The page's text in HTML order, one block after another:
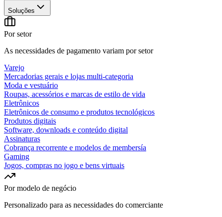
Soluções
Por setor
As necessidades de pagamento variam por setor
Varejo
Mercadorias gerais e lojas multi-categoria
Moda e vestuário
Roupas, acessórios e marcas de estilo de vida
Eletrônicos
Eletrônicos de consumo e produtos tecnológicos
Produtos digitais
Software, downloads e conteúdo digital
Assinaturas
Cobrança recorrente e modelos de membersía
Gaming
Jogos, compras no jogo e bens virtuais
Por modelo de negócio
Personalizado para as necessidades do comerciante